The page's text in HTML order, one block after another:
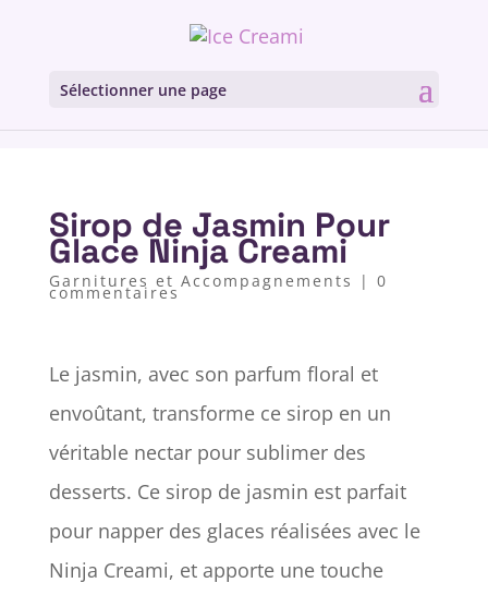
Sélectionner une page
Sirop de Jasmin Pour
Glace Ninja Creami
Garnitures et Accompagnements | 0
commentaires
Le jasmin, avec son parfum floral et
envoûtant, transforme ce sirop en un
véritable nectar pour sublimer des
desserts. Ce sirop de jasmin est parfait
pour napper des glaces réalisées avec le
Ninja Creami, et apporte une touche